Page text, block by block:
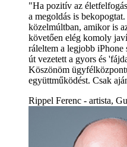
"Ha pozitív az
a megoldás is
közelmúltban, amikor is
követően elég komoly
ráleltem a legjobb iPhone
út vezetett a gyors és
Köszönöm
együttműködést. Csak
Rippel Ferenc - artista,